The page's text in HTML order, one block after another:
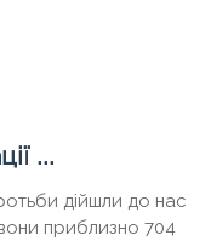
...
дійшли до нас
приблизно 704